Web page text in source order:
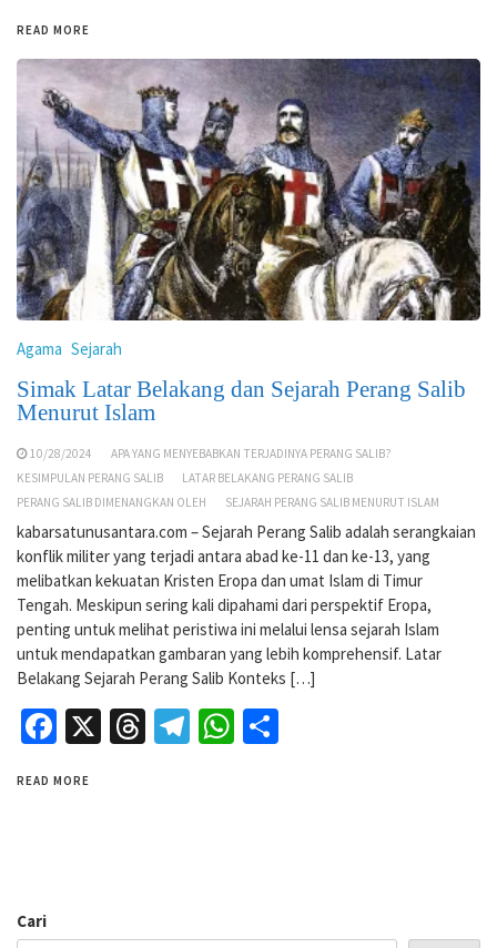
READ MORE
Agama Sejarah
Simak Latar Belakang dan Sejarah Perang Salib
Menurut Islam
10/28/2024
APA YANG MENYEBABKAN TERJADINYA PERANG SALIB?
KESIMPULAN PERANG SALIB
LATAR BELAKANG PERANG SALIB
PERANG SALIB DIMENANGKAN OLEH
SEJARAH PERANG SALIB MENURUT ISLAM
kabarsatunusantara.com – Sejarah Perang Salib adalah serangkaian
konflik militer yang terjadi antara abad ke-11 dan ke-13, yang
melibatkan kekuatan Kristen Eropa dan umat Islam di Timur
Tengah. Meskipun sering kali dipahami dari perspektif Eropa,
penting untuk melihat peristiwa ini melalui lensa sejarah Islam
untuk mendapatkan gambaran yang lebih komprehensif. Latar
Belakang Sejarah Perang Salib Konteks […]
Facebook
X Threads
Telegram
WhatsApp
READ MORE
Cari